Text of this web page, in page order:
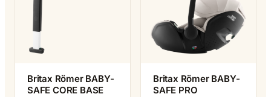
Britax Römer BABY-
SAFE CORE BASE
Britax Römer BABY-
SAFE PRO